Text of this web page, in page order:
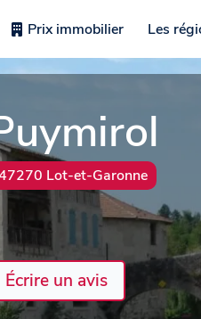
Prix immobilier Les
Lot-et-Garonne
Écrire un avis